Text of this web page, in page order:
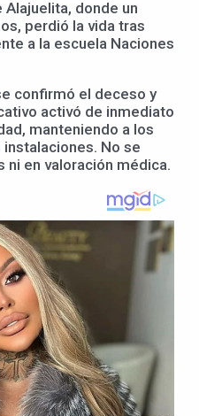
Alajuelita, donde un
perdió la vida tras
a la escuela Naciones
confirmó el deceso y
activó de inmediato
manteniendo a los
No se
en valoración médica.